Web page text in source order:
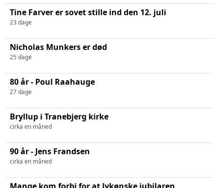
Tine Farver er sovet stille ind den 12. juli
23 dage
Nicholas Munkers er død
25 dage
80 år - Poul Raahauge
27 dage
Bryllup i Tranebjerg kirke
cirka en måned
90 år - Jens Frandsen
cirka en måned